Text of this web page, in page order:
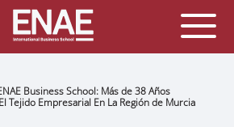
Business School: Más de 38 Años
Tejido Empresarial En La Región de Murcia